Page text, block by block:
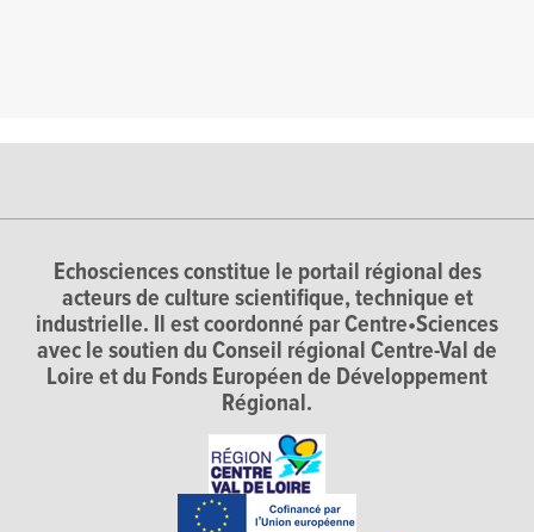
Echosciences constitue le portail régional des
acteurs de culture scientifique, technique et
industrielle. Il est coordonné par Centre•Sciences
avec le soutien du Conseil régional Centre-Val de
Loire et du Fonds Européen de Développement
Régional.